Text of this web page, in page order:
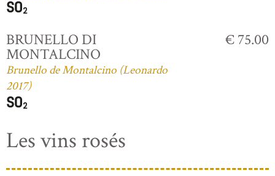
BRUNELLO DI
MONTALCINO
Brunello de Montalcino (Leonardo
2017)
€ 75.00
Les vins rosés